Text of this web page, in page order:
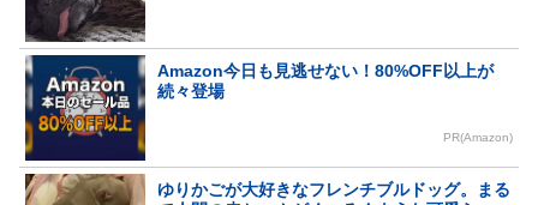
Amazon今日も見逃せない！80%OFF以上が
続々登場
PR(Amazon)
ゆりかごが大好きなフレンチブルドッグ。まる